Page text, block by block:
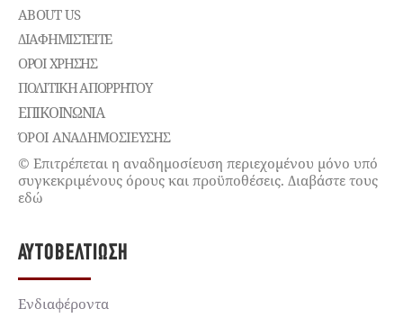
ABOUT US
ΔΙΑΦΗΜΙΣΤΕΊΤΕ
ΌΡΟΙ ΧΡΉΣΗΣ
ΠΟΛΙΤΙΚΉ ΑΠΟΡΡΉΤΟΥ
ΕΠΙΚΟΙΝΩΝΊΑ
ΌΡΟΙ ΑΝΑΔΗΜΟΣΙΕΥΣΗΣ
© Επιτρέπεται η αναδημοσίευση περιεχομένου μόνο υπό
συγκεκριμένους όρους και προϋποθέσεις. Διαβάστε τους
εδώ
ΑΥΤΟΒΕΛΤΊΩΣΗ
Ενδιαφέροντα